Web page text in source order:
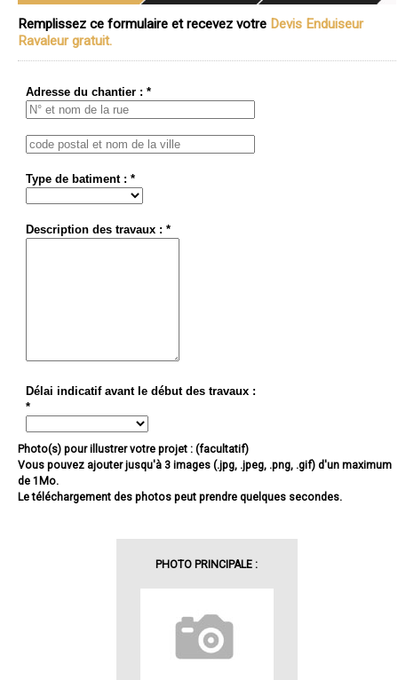
Remplissez ce formulaire et recevez votre Devis Enduiseur
Ravaleur gratuit.
Adresse du chantier : *
Type de batiment : *
Description des travaux : *
Délai indicatif avant le début des travaux :
*
Photo(s) pour illustrer votre projet : (facultatif)
Vous pouvez ajouter jusqu'à 3 images (.jpg, .jpeg, .png, .gif) d'un maximum
de 1Mo.
Le téléchargement des photos peut prendre quelques secondes.
PHOTO PRINCIPALE :